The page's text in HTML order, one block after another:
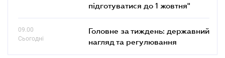
підготуватися до 1 жовтня"
09.00
Сьогодні
Головне за тиждень: державний
нагляд та регулювання